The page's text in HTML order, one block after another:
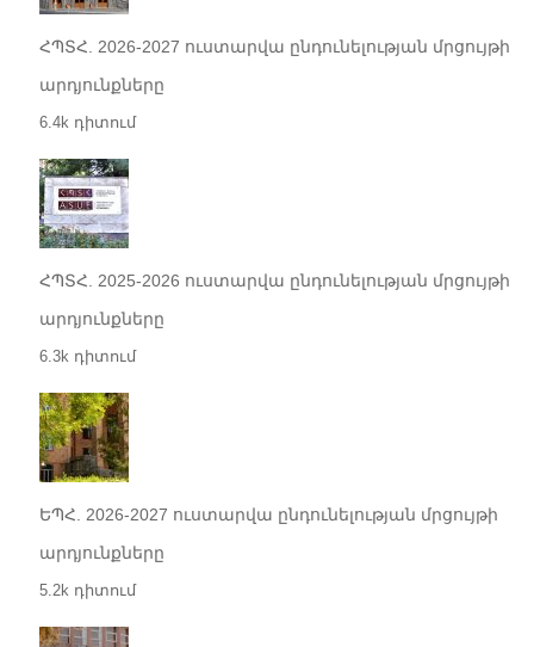
ՀՊՏՀ. 2026-2027 ուստարվա ընդունելության մրցույթի
արդյունքները
6.4k դիտում
ՀՊՏՀ. 2025-2026 ուստարվա ընդունելության մրցույթի
արդյունքները
6.3k դիտում
ԵՊՀ. 2026-2027 ուստարվա ընդունելության մրցույթի
արդյունքները
5.2k դիտում